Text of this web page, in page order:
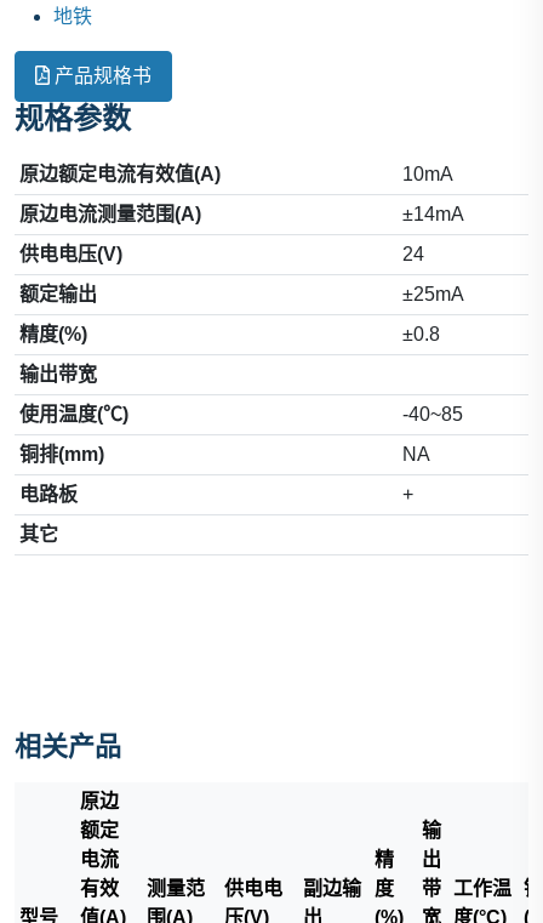
地铁
产品规格书
规格参数
原边额定电流有效值(A)
10mA
原边电流测量范围(A)
±14mA
供电电压(V)
24
额定输出
±25mA
精度(%)
±0.8
输出带宽
使用温度(℃)
-40~85
铜排(mm)
NA
电路板
+
其它
相关产品
型号
原边
额定
电流
有效
值(A)
测量范
围(A)
供电电
压(V)
副边输
出
精
度
(%)
输
出
带
宽
工作温
度(°C)